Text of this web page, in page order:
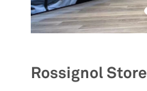
Rossignol Store